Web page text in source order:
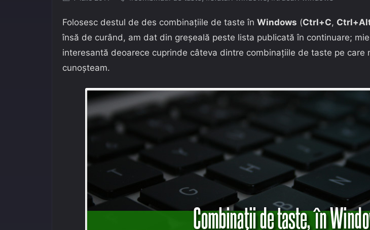
Folosesc destul de des combinațiile de taste în Windows (Ctrl+C,
însă de curând, am dat din greșeală peste lista publicată în continuare;
interesantă deoarece cuprinde câteva dintre combinațiile de taste pe care
cunoșteam.